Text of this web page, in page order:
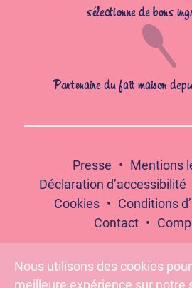
sélectionne de bons
Partenaire du fait maison
Presse
Mentions
Déclaration d’accessibilité
Cookies
Conditions
Contact
Nous utilisons des cookies
meilleure expérience sur notre